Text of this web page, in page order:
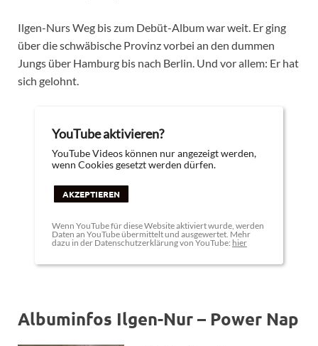
Ilgen-Nurs Weg bis zum Debüt-Album war weit. Er ging
über die schwäbische Provinz vorbei an den dummen
Jungs über Hamburg bis nach Berlin. Und vor allem: Er hat
sich gelohnt.
YouTube aktivieren?
YouTube Videos können nur angezeigt werden,
wenn Cookies gesetzt werden dürfen.
AKZEPTIEREN
Wenn YouTube für diese Website aktiviert wurde, werden
Daten an YouTube übermittelt und ausgewertet. Mehr
dazu in der Datenschutzerklärung von YouTube: hier
Albuminfos Ilgen-Nur – Power Nap